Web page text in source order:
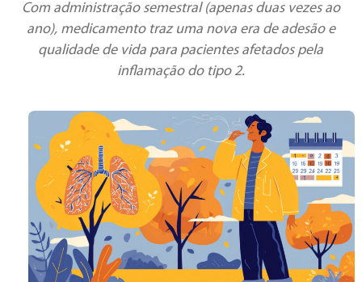
Com administração semestral (apenas duas vezes ao
ano), medicamento traz uma nova era de adesão e
qualidade de vida para pacientes afetados pela
inflamação do tipo 2.